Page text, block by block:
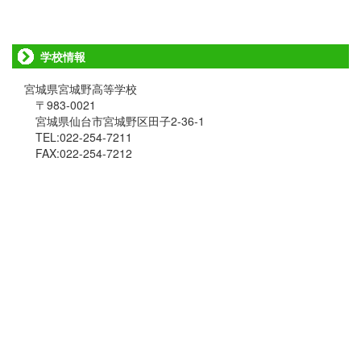
学校情報
宮城県宮城野高等学校
〒983-0021
宮城県仙台市宮城野区田子2-36-1
TEL:022-254-7211
FAX:022-254-7212